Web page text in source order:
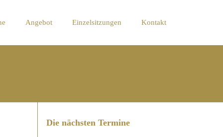
Angebot Einzelsitzungen Kontakt
Die nächsten Termine